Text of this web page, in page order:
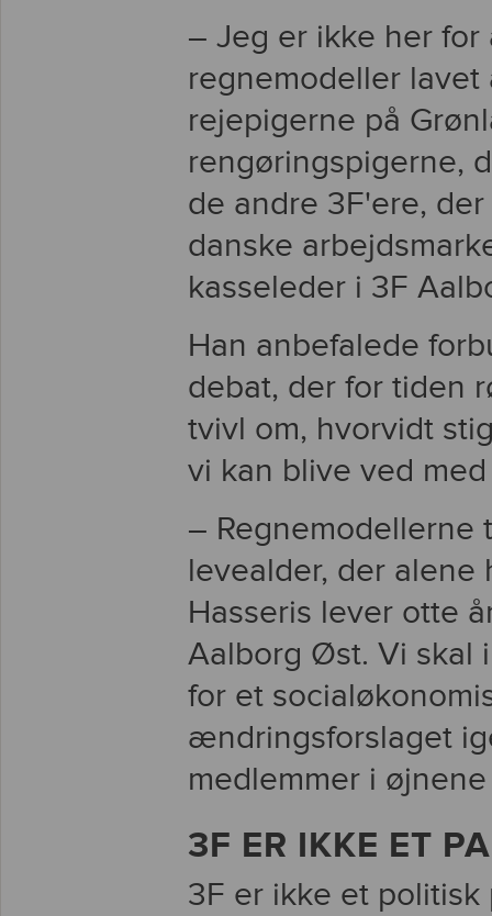
– Jeg er ikke her
regnemodeller
rejepigerne på
rengøringspigerne,
de andre 3F'ere,
danske
kasseleder i 3F
Han anbefalede
debat, der for tiden
tvivl om, hvorvidt
vi kan blive ved
– Regnemodellerne
levealder, der alene
Hasseris lever otte
Aalborg Øst. Vi skal
for et
ændringsforslaget
medlemmer i
3F ER IKKE ET
3F er ikke et